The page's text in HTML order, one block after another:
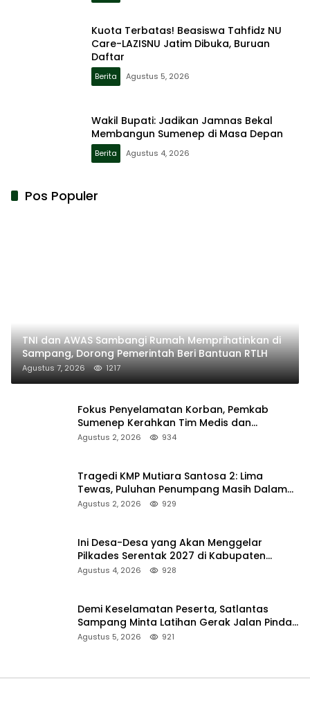
Kuota Terbatas! Beasiswa Tahfidz NU
Care-LAZISNU Jatim Dibuka, Buruan
Daftar
Berita Agustus 5, 2026
Wakil Bupati: Jadikan Jamnas Bekal
Membangun Sumenep di Masa Depan
Berita Agustus 4, 2026
Pos Populer
TNI dan AWAS Sambangi Rumah Memprihatinkan di
Sampang, Dorong Pemerintah Beri Bantuan RTLH
Agustus 7, 2026 1217
Fokus Penyelamatan Korban, Pemkab
Sumenep Kerahkan Tim Medis dan
Ambulans ke Pelabuhan Kalianget
Agustus 2, 2026 934
Tragedi KMP Mutiara Santosa 2: Lima
Tewas, Puluhan Penumpang Masih Dalam
Pencarian
Agustus 2, 2026 929
Ini Desa-Desa yang Akan Menggelar
Pilkades Serentak 2027 di Kabupaten
Sumenep
Agustus 4, 2026 928
Demi Keselamatan Peserta, Satlantas
Sampang Minta Latihan Gerak Jalan Pindah
ke Lokasi Aman
Agustus 5, 2026 921